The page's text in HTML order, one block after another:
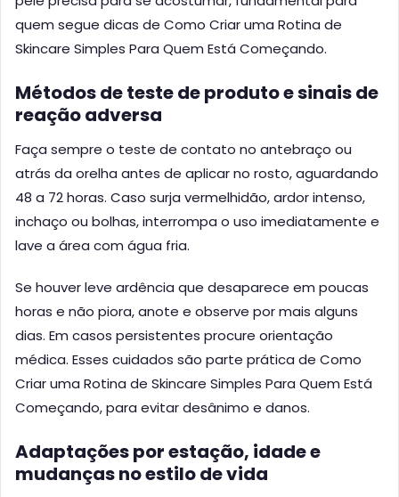
quem segue dicas de Como Criar uma Rotina de
Skincare Simples Para Quem Está Começando.
Métodos de teste de produto e sinais de
reação adversa
Faça sempre o teste de contato no antebraço ou
atrás da orelha antes de aplicar no rosto, aguardando
48 a 72 horas. Caso surja vermelhidão, ardor intenso,
inchaço ou bolhas, interrompa o uso imediatamente e
lave a área com água fria.
Se houver leve ardência que desaparece em poucas
horas e não piora, anote e observe por mais alguns
dias. Em casos persistentes procure orientação
médica. Esses cuidados são parte prática de Como
Criar uma Rotina de Skincare Simples Para Quem Está
Começando, para evitar desânimo e danos.
Adaptações por estação, idade e
mudanças no estilo de vida